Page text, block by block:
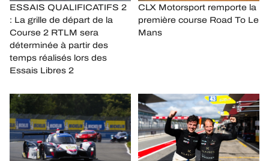
ESSAIS QUALIFICATIFS 2
: La grille de départ de la
Course 2 RTLM sera
déterminée à partir des
temps réalisés lors des
Essais Libres 2
CLX Motorsport remporte la
première course Road To Le
Mans